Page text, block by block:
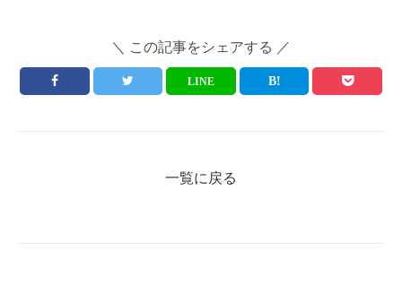
＼ この記事をシェアする ／
LINE
一覧に戻る